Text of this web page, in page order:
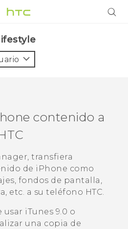
contenido a
, transfiera
de iPhone como
fondos de pantalla,
etc. a su teléfono HTC.
usar iTunes 9.0 o
una copia de